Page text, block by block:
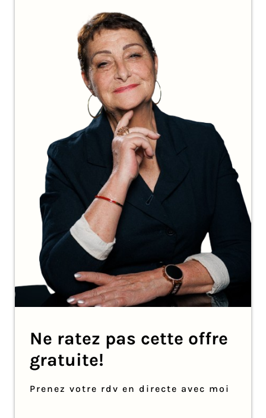
Ne ratez pas cette offre
gratuite!
Prenez votre rdv en directe avec moi